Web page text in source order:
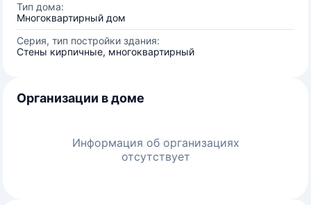
Тип дома:
Многоквартирный дом
Серия, тип постройки здания:
Стены кирпичные, многоквартирный
Организации в доме
Информация об организациях
отсутствует